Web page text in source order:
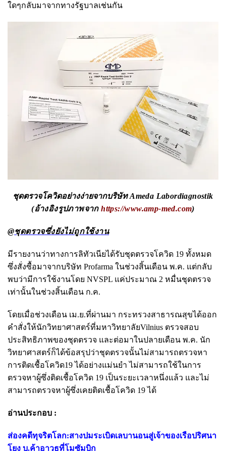
ใดๆกลับมาจากทางรัฐบาลเช่นกัน
ชุดตรวจโควิดอย่างง่ายจากบริษัทAmeda Labordiagnostik
(อ้างอิงรูปภาพจากhttps://www.amp-med.com)
@ชุดตรวจซึ่งยังไม่ถูกใช้งาน
มีรายงานว่าทางการลิทัวเนียได้รับชุดตรวจโควิด 19 ทั้งหมด
ซึ่งสั่งซื้อมาจากบริษัท Profarma ในช่วงสิ้นเดือน พ.ค. แต่กลับ
พบว่ามีการใช้งานโดย NVSPL แค่ประมาณ 2 หมื่นชุดตรวจ
เท่านั้นในช่วงสิ้นเดือน ก.ค.
โดยเมื่อช่วงเดือน เม.ย.ที่ผ่านมา กระทรวงสาธารณสุขได้ออก
คำสั่งให้นักวิทยาศาสตร์ที่มหาวิทยาลัยVilnius ตรวจสอบ
ประสิทธิภาพของชุดตรวจ และต่อมาในปลายเดือน พ.ค. นัก
วิทยาศาสตร์ก็ได้ข้อสรุปว่าชุดตรวจนั้นไม่สามารถตรวจหา
การติดเชื้อโควิด19 ได้อย่างแม่นยำ ไม่สามารถใช้ในการ
ตรวจหาผู้ซึ่งติดเชื้อโควิด 19 เป็นระยะเวลาหนึ่งแล้ว และไม่
สามารถตรวจหาผู้ซึ่งเคยติดเชื้อโควิด 19 ได้
อ่านประกอบ :
ส่องคดีทุจริตโลก:สางปมระเบิดเลบานอนสู่เจ้าของเรือปริศนา
โยง บ.ค้าอาวุธที่โมซัมบิก